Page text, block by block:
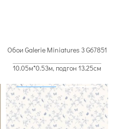
Обои Galerie Miniatures 3 G67851
10.05м*0.53м, подгон 13.25см